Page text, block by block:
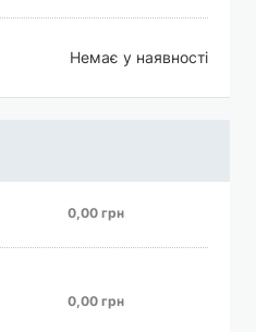
Немає у наявності
0,00 грн
0,00 грн